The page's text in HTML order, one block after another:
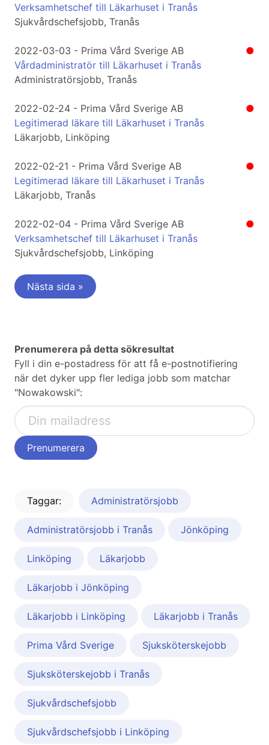
Verksamhetschef till Läkarhuset i Tranås
Sjukvårdschefsjobb, Tranås
●
2022-03-03 - Prima Vård Sverige AB
Vårdadministratör till Läkarhuset i Tranås
Administratörsjobb, Tranås
●
2022-02-24 - Prima Vård Sverige AB
Legitimerad läkare till Läkarhuset i Tranås
Läkarjobb, Linköping
●
2022-02-21 - Prima Vård Sverige AB
Legitimerad läkare till Läkarhuset i Tranås
Läkarjobb, Tranås
●
2022-02-04 - Prima Vård Sverige AB
Verksamhetschef till Läkarhuset i Tranås
Sjukvårdschefsjobb, Linköping
Nästa sida »
Prenumerera på detta sökresultat
Fyll i din e-postadress för att få e-postnotifiering
när det dyker upp fler lediga jobb som matchar
"Nowakowski":
Taggar: Administratörsjobb
Administratörsjobb i Tranås Jönköping
Linköping Läkarjobb
Läkarjobb i Jönköping
Läkarjobb i Linköping Läkarjobb i Tranås
Prima Vård Sverige Sjuksköterskejobb
Sjuksköterskejobb i Tranås
Sjukvårdschefsjobb
Sjukvårdschefsjobb i Linköping